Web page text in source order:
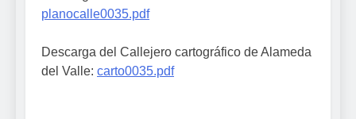
planocalle0035.pdf
Descarga del Callejero cartográfico de Alameda
del Valle: carto0035.pdf